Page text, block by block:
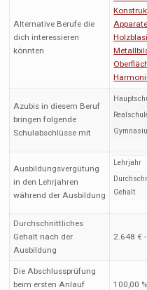
Alternative Berufe die
dich interessieren
könnten
Azubis in diesem Beruf
bringen folgende
Schulabschlüsse mit
Ausbildungsvergütung
in den Lehrjahren
während der Ausbildung
Lehrjahr
Gehalt
Durchschnittliches
Gehalt nach der
Ausbildung
2.648 €
Die Abschlussprüfung
beim ersten Anlauf
100,00 %